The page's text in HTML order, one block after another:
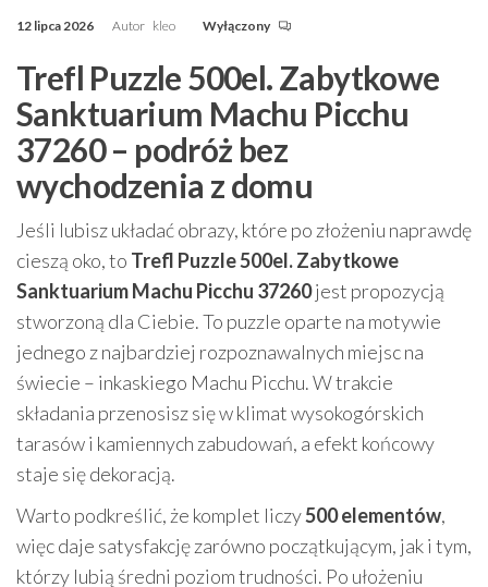
12 lipca 2026 Autor kleo Wyłączony
Trefl Puzzle 500el. Zabytkowe
Sanktuarium Machu Picchu
37260 – podróż bez
wychodzenia z domu
Jeśli lubisz układać obrazy, które po złożeniu naprawdę
cieszą oko, to Trefl Puzzle 500el. Zabytkowe
Sanktuarium Machu Picchu 37260jest propozycją
stworzoną dla Ciebie. To puzzle oparte na motywie
jednego z najbardziej rozpoznawalnych miejsc na
świecie – inkaskiego Machu Picchu. W trakcie
składania przenosisz się w klimat wysokogórskich
tarasów i kamiennych zabudowań, a efekt końcowy
staje się dekoracją.
Warto podkreślić, że komplet liczy500 elementów,
więc daje satysfakcję zarówno początkującym, jak i tym,
którzy lubią średni poziom trudności. Po ułożeniu